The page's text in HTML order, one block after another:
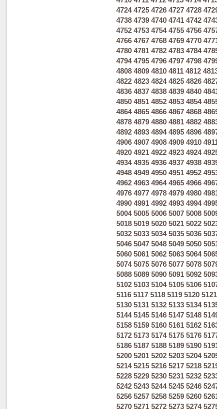
4724 4725 4726 4727 4728
4738 4739 4740 4741 4742
4752 4753 4754 4755 4756
4766 4767 4768 4769 4770
4780 4781 4782 4783 4784
4794 4795 4796 4797 4798
4808 4809 4810 4811 4812
4822 4823 4824 4825 4826
4836 4837 4838 4839 4840
4850 4851 4852 4853 4854
4864 4865 4866 4867 4868
4878 4879 4880 4881 4882
4892 4893 4894 4895 4896
4906 4907 4908 4909 4910
4920 4921 4922 4923 4924
4934 4935 4936 4937 4938
4948 4949 4950 4951 4952
4962 4963 4964 4965 4966
4976 4977 4978 4979 4980
4990 4991 4992 4993 4994
5004 5005 5006 5007 5008
5018 5019 5020 5021 5022
5032 5033 5034 5035 5036
5046 5047 5048 5049 5050
5060 5061 5062 5063 5064
5074 5075 5076 5077 5078
5088 5089 5090 5091 5092
5102 5103 5104 5105 5106
5116 5117 5118 5119 5120 5121
5130 5131 5132 5133 5134
5144 5145 5146 5147 5148
5158 5159 5160 5161 5162
5172 5173 5174 5175 5176
5186 5187 5188 5189 5190
5200 5201 5202 5203 5204
5214 5215 5216 5217 5218
5228 5229 5230 5231 5232
5242 5243 5244 5245 5246
5256 5257 5258 5259 5260
5270 5271 5272 5273 5274